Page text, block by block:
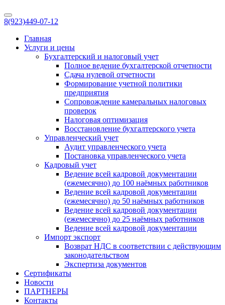
8(923)449-07-12
Главная
Услуги и цены
Бухгалтерский и налоговый учет
Полное ведение бухгалтерской отчетности
Сдача нулевой отчетности
Формирование учетной политики
предприятия
Сопровождение камеральных налоговых
проверок
Налоговая оптимизация
Восстановление бухгалтерского учета
Управленческий учет
Аудит управленческого учета
Постановка управленческого учета
Кадровый учет
Ведение всей кадровой документации
(ежемесячно) до 100 наёмных работников
Ведение всей кадровой документации
(ежемесячно) до 50 наёмных работников
Ведение всей кадровой документации
(ежемесячно) до 25 наёмных работников
Ведение всей кадровой документации
Импорт экспорт
Возврат НДС в соответствии с действующим
законодательством
Экспертиза документов
Сертификаты
Новости
ПАРТНЕРЫ
Контакты